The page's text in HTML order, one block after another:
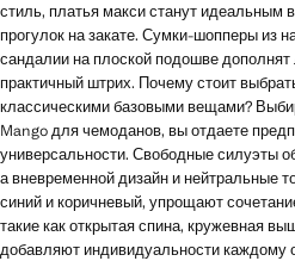
стиль, платья макси станут идеальным
прогулок на закате. Сумки-шопперы из
сандалии на плоской подошве
практичный штрих. Почему стоит
классическими базовыми вещами?
Mango для чемоданов, вы отдаете
универсальности. Свободные силуэты
а вневременной дизайн и нейтральные
синий и коричневый, упрощают
такие как открытая спина, кружевная
добавляют индивидуальности каждому